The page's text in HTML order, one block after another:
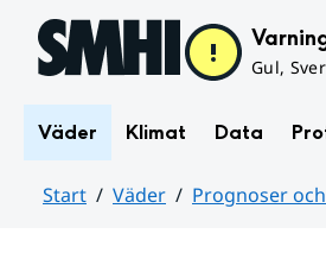
Hoppa till sidans innehåll
Gul,
Väder Klimat Data
Start Väder Prognoser